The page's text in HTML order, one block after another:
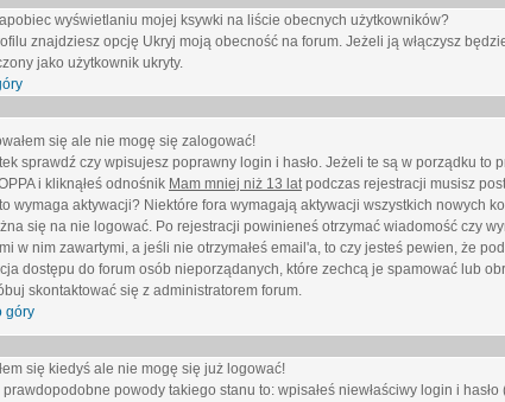
wyświetlaniu mojej ksywki na liście obecnych użytkowników?
znajdziesz opcję Ukryj moją obecność na forum. Jeżeli ją włączysz
jako użytkownik ukryty.
się ale nie mogę się zalogować!
sprawdź czy wpisujesz poprawny login i hasło. Jeżeli te są w porządku to
i kliknąłeś odnośnik Mam mniej niż 13 latpodczas rejestracji musisz
wymaga aktywacji? Niektóre fora wymagają aktywacji wszystkich nowych
się na nie logować. Po rejestracji powinieneś otrzymać wiadomość czy
w nim zawartymi, a jeśli nie otrzymałeś email'a, to czy jesteś pewien, że
dostępu do forum osób nieporządanych, które zechcą je spamować lub
skontaktować się z administratorem forum.
góry
się kiedyś ale nie mogę się już logować!
powody takiego stanu to: wpisałeś niewłaściwy login i